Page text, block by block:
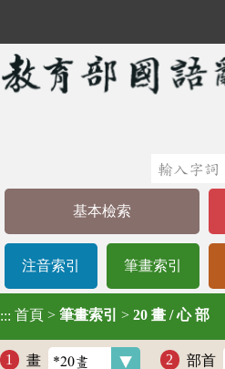
基本檢索
注音索引 筆畫索引
::: 首頁 > 筆畫索引 > 20 畫 / 心 部
畫 部首